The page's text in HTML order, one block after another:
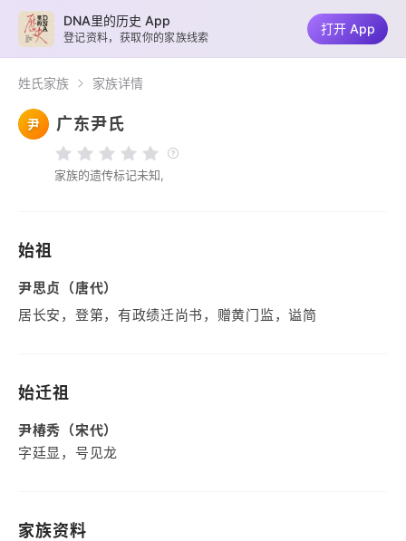
姓氏家族 家族详情
尹 广东尹氏
家族的遗传标记未知,
始祖
尹思贞（唐代）
居长安，登第，有政绩迁尚书，赠黄门监，谥简
始迁祖
尹椿秀（宋代）
字廷显，号见龙
家族资料
DNA里的历史 App
登记资料，获取你的家族线索
打开 App